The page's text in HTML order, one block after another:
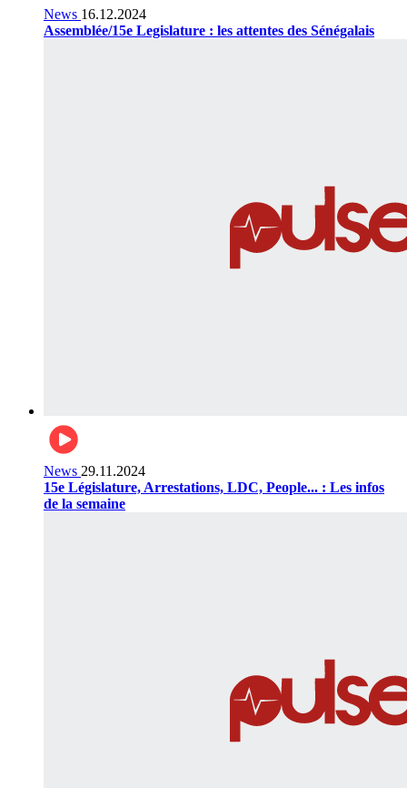
News 16.12.2024
Assemblée/15e Legislature : les attentes des Sénégalais
News 29.11.2024
15e Législature, Arrestations, LDC, People... : Les infos
de la semaine